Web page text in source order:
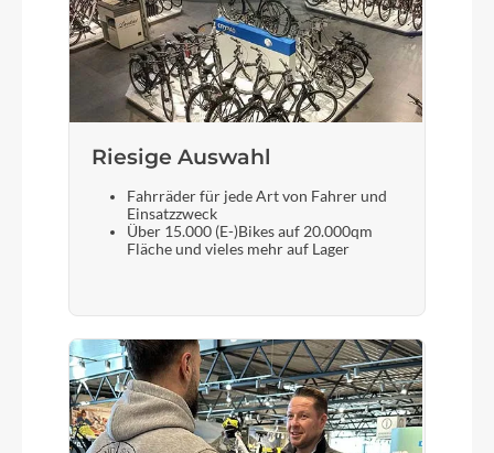
SHIMANO Deore SL-M5100 / SL-M4100
Bremshebel
Tektro
Steuersatz
FSA No.57B-1
Gabel
SR SUNTOUR XCM RL
Riesige Auswahl
Fahrräder für jede Art von Fahrer und
Einsatzzweck
Über 15.000 (E-)Bikes auf 20.000qm
Fläche und vieles mehr auf Lager